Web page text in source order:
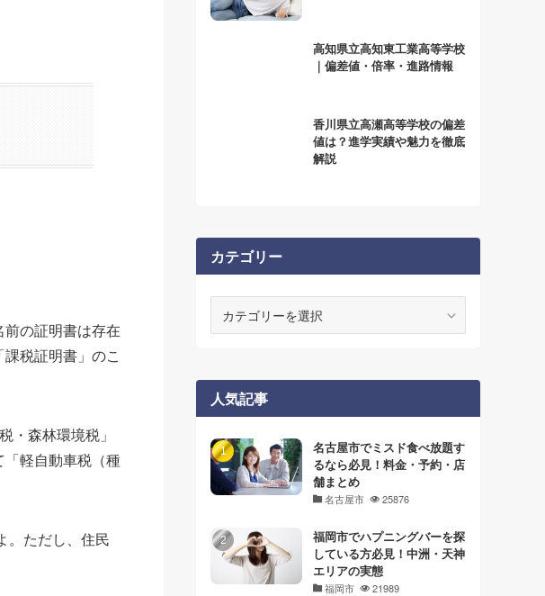
の証明書は存在
税証明書」のこ
・森林環境税」
軽自動車税（種
。ただし、住民
高知県立高知東工業高等学校
｜偏差値・倍率・進路情報
香川県立高瀬高等学校の偏差
値は？進学実績や魅力を徹底
解説
カテゴリー
ー
人気記事
名古屋市でミスド食べ放題す
るなら必見！料金・予約・店
舗まとめ
名古屋市 25876
福岡市でハプニングバーを探
している方必見！中洲・天神
エリアの実態
福岡市 21989